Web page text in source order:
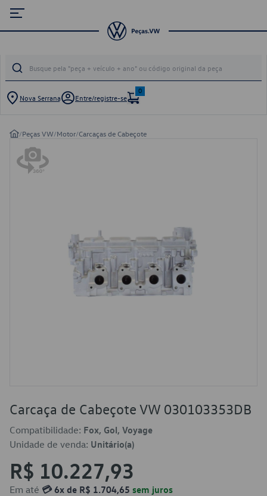
Nova Serrana Entre/registre-se
0
/Peças VW/Motor/Carcaças de Cabeçote
Carcaça de Cabeçote VW 030103353DB
Compatibilidade: Fox, Gol, Voyage
Unidade de venda: Unitário(a)
R$ 10.227,93
Em até 💳 6x de R$ 1.704,65 sem juros